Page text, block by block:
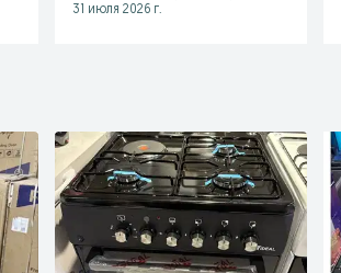
31 июля 2026 г.